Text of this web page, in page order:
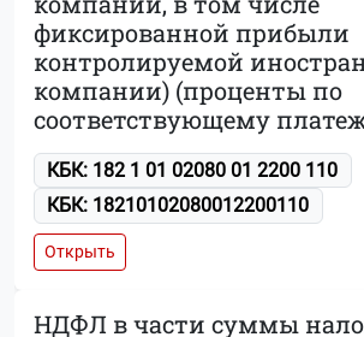
фиксированной прибыли
контролируемой
компании) (проценты по
соответствующему
КБК: 182 1 01 02080 01 2200 110
КБК: 18210102080012200110
Открыть
НДФЛ в части суммы